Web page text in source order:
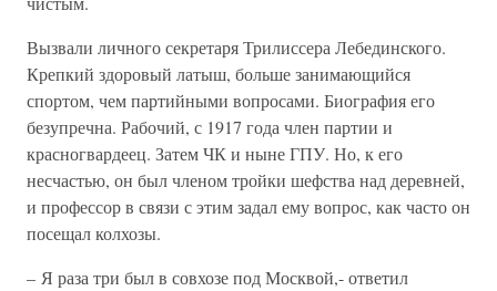
Вызвали личного секретаря Трилиссера Лебединского.
Крепкий здоровый латыш, больше занимающийся
спортом, чем партийными вопросами. Биография его
безупречна. Рабочий, с 1917 года член партии и
красногвардеец. Затем ЧК и ныне ГПУ. Но, к его
несчастью, он был членом тройки шефства над деревней,
и профессор в связи с этим задал ему вопрос, как часто он
посещал колхозы.
– Я раза три был в совхозе под Москвой,- ответил